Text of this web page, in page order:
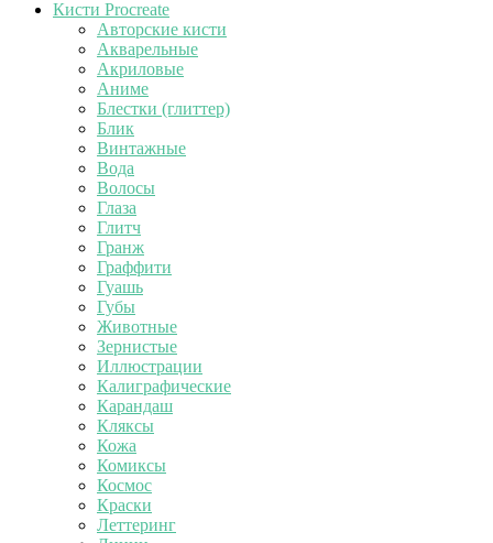
Кисти Procreate
Авторские кисти
Акварельные
Акриловые
Аниме
Блестки (глиттер)
Блик
Винтажные
Вода
Волосы
Глаза
Глитч
Гранж
Граффити
Гуашь
Губы
Животные
Зернистые
Иллюстрации
Калиграфические
Карандаш
Кляксы
Кожа
Комиксы
Космос
Краски
Леттеринг